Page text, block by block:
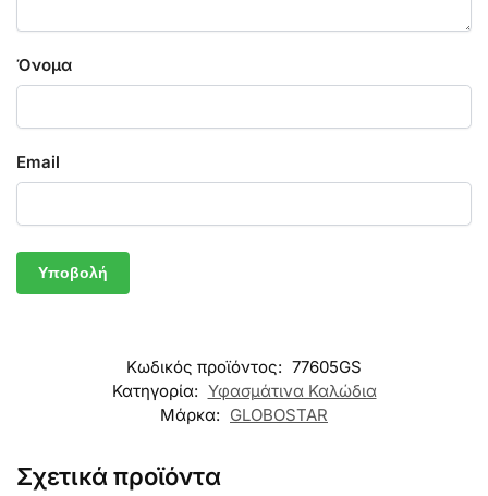
Όνομα
Email
Κωδικός προϊόντος: 77605GS
Κατηγορία: Υφασμάτινα Καλώδια
Μάρκα: GLOBOSTAR
Σχετικά προϊόντα